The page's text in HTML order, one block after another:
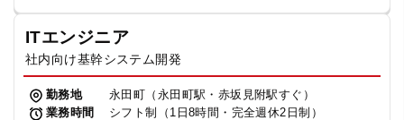
ITエンジニア
社内向け基幹システム開発
勤務地
永田町（永田町駅・赤坂見附駅すぐ）
業務時間
シフト制（1日8時間・完全週休2日制）